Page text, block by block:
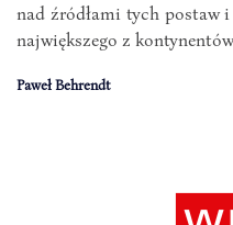
nad źródłami tych postaw
największego z
Paweł Behrendt